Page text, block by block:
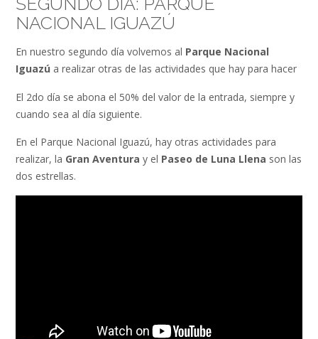
NACIONAL IGUAZÚ
En nuestro segundo día volvemos al Parque Nacional
Iguazú a realizar otras de las actividades que hay para hacer
El 2do día se abona el 50% del valor de la entrada, siempre y
cuando sea al día siguiente.
En el Parque Nacional Iguazú, hay otras actividades para
realizar, la Gran Aventura y el Paseo de Luna Llena son las
dos estrellas.